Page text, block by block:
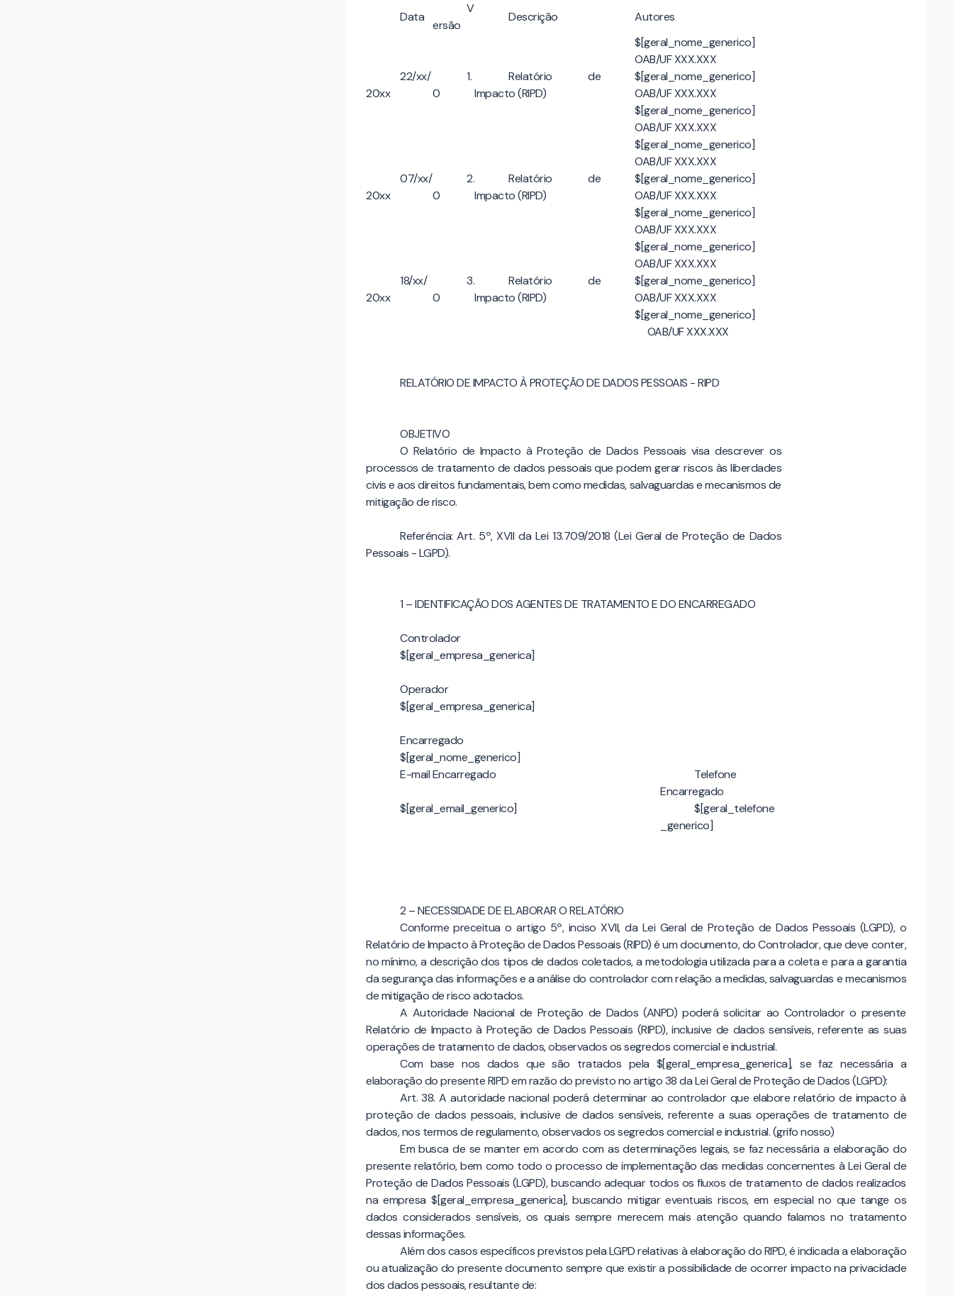
Data
V
ersão
Descrição Autores
22/xx/
20xx
1.
0
Relatório de
Impacto (RIPD)
$[geral_nome_generico]
OAB/UF XXX.XXX
$[geral_nome_generico]
OAB/UF XXX.XXX
$[geral_nome_generico]
OAB/UF XXX.XXX
07/xx/
20xx
2.
0
Relatório de
Impacto (RIPD)
$[geral_nome_generico]
OAB/UF XXX.XXX
$[geral_nome_generico]
OAB/UF XXX.XXX
$[geral_nome_generico]
OAB/UF XXX.XXX
18/xx/
20xx
3.
0
Relatório de
Impacto (RIPD)
$[geral_nome_generico]
OAB/UF XXX.XXX
$[geral_nome_generico]
OAB/UF XXX.XXX
$[geral_nome_generico]
OAB/UF XXX.XXX
RELATÓRIO DE IMPACTO À PROTEÇÃO DE DADOS PESSOAIS - RIPD
OBJETIVO
O Relatório de Impacto à Proteção de Dados Pessoais visa descrever os
processos de tratamento de dados pessoais que podem gerar riscos às liberdades
civis e aos direitos fundamentais, bem como medidas, salvaguardas e mecanismos de
mitigação de risco.
Referência: Art. 5º, XVII da Lei 13.709/2018 (Lei Geral de Proteção de Dados
Pessoais - LGPD).
1 – IDENTIFICAÇÃO DOS AGENTES DE TRATAMENTO E DO ENCARREGADO
Controlador
$[geral_empresa_generica]
Operador
$[geral_empresa_generica]
Encarregado
$[geral_nome_generico]
E-mail Encarregado
Telefone
Encarregado
$[geral_email_generico]
$[geral_telefone
_generico]
2 – NECESSIDADE DE ELABORAR O RELATÓRIO
Conforme preceitua o artigo 5º, inciso XVII, da Lei Geral de Proteção de Dados Pessoais (LGPD), o
Relatório de Impacto à Proteção de Dados Pessoais (RIPD) é um documento, do Controlador, que deve conter,
no mínimo, a descrição dos tipos de dados coletados, a metodologia utilizada para a coleta e para a garantia
da segurança das informações e a análise do controlador com relação a medidas, salvaguardas e mecanismos
de mitigação de risco adotados.
A Autoridade Nacional de Proteção de Dados (ANPD) poderá solicitar ao Controlador o presente
Relatório de Impacto à Proteção de Dados Pessoais (RIPD), inclusive de dados sensíveis, referente as suas
operações de tratamento de dados, observados os segredos comercial e industrial.
Com base nos dados que são tratados pela $[geral_empresa_generica], se faz necessária a
elaboração do presente RIPD em razão do previsto no artigo 38 da Lei Geral de Proteção de Dados (LGPD):
Art. 38. A autoridade nacional poderá determinar ao controlador que elabore relatório de impacto à
proteção de dados pessoais, inclusive de dados sensíveis, referente a suas operações de tratamento de
dados, nos termos de regulamento, observados os segredos comercial e industrial. (grifo nosso)
Em busca de se manter em acordo com as determinações legais, se faz necessária a elaboração do
presente relatório, bem como todo o processo de implementação das medidas concernentes à Lei Geral de
Proteção de Dados Pessoais (LGPD), buscando adequar todos os fluxos de tratamento de dados realizados
na empresa $[geral_empresa_generica], buscando mitigar eventuais riscos, em especial no que tange os
dados considerados sensíveis, os quais sempre merecem mais atenção quando falamos no tratamento
dessas informações.
Além dos casos específicos previstos pela LGPD relativas à elaboração do RIPD, é indicada a elaboração
ou atualização do presente documento sempre que existir a possibilidade de ocorrer impacto na privacidade
dos dados pessoais, resultante de: